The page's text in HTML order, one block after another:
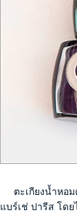
ตะเกียงน้ำหอมค
แบร์เช่ ปารีส โด